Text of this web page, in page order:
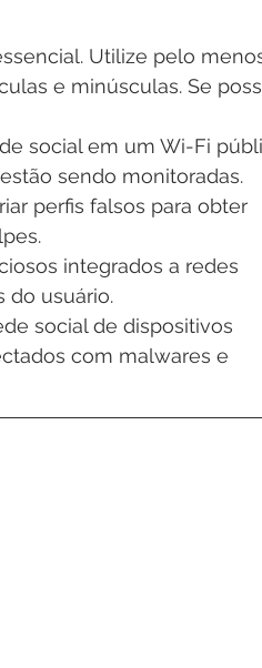
Utilize pelo
e minúsculas. Se
social em um Wi-Fi
sendo monitoradas.
perfis falsos para obter
integrados a redes
do usuário.
social de dispositivos
com malwares e